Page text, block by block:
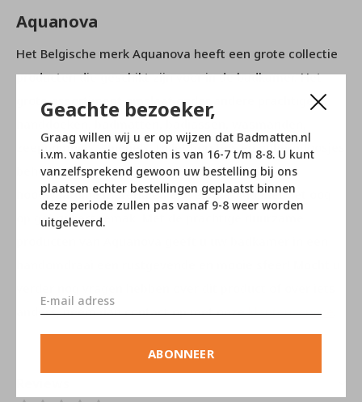
Geachte bezoeker,
Graag willen wij u er op wijzen dat Badmatten.nl
i.v.m. vakantie gesloten is van 16-7 t/m 8-8. U kunt
vanzelfsprekend gewoon uw bestelling bij ons
plaatsen echter bestellingen geplaatst binnen
deze periode zullen pas vanaf 9-8 weer worden
uitgeleverd.
ABONNEER
Aquanova
Het Belgische merk Aquanova heeft een grote collectie
producten die geschikt zijn voor in de badkamer. Het
grote assortiment omslaat onder andere prachtige
handdoeken, badmatten, badjassen, wasmanden,
zeeppompjes, spiegels, toilet borstels en opbergdoosjes
behoren hiertoe. Alle artikelen zijn gemaakt van
hoogwaardige materialen en vervaardigd met het oog
op gebruikersgemak. Met de prachtige duurzame
anders, neem dan contact op met onzeklantenservice